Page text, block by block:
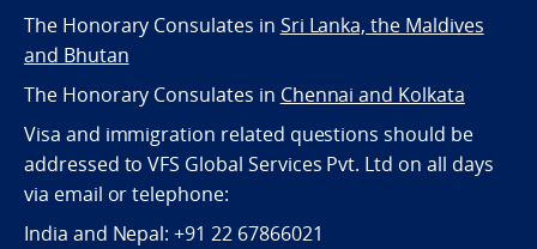
The Honorary Consulates in Sri Lanka, the Maldives
and Bhutan
The Honorary Consulates in Chennai and Kolkata
Visa and immigration related questions should be
addressed to VFS Global Services Pvt. Ltd on all days
via email or telephone:
India and Nepal: +91 22 67866021